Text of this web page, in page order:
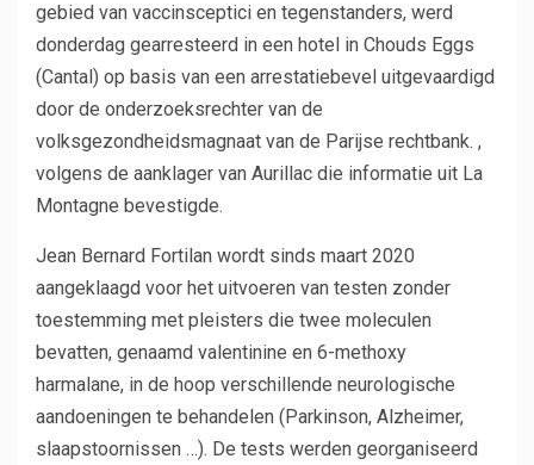
gebied van vaccinsceptici en tegenstanders, werd
donderdag gearresteerd in een hotel in Chouds Eggs
(Cantal) op basis van een arrestatiebevel uitgevaardigd
door de onderzoeksrechter van de
volksgezondheidsmagnaat van de Parijse rechtbank. ,
volgens de aanklager van Aurillac die informatie uit La
Montagne bevestigde.
Jean Bernard Fortilan wordt sinds maart 2020
aangeklaagd voor het uitvoeren van testen zonder
toestemming met pleisters die twee moleculen
bevatten, genaamd valentinine en 6-methoxy
harmalane, in de hoop verschillende neurologische
aandoeningen te behandelen (Parkinson, Alzheimer,
slaapstoornissen …). De tests werden georganiseerd